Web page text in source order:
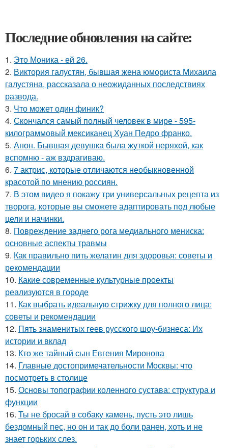
Последние обновления на сайте:
1. Это Моника - ей 26.
2. Виктория галустян, бывшая жена юмориста Михаила
галустяна, рассказала о неожиданных последствиях
развода.
3. Что может один финик?
4. Скончался самый полный человек в мире - 595-
килограммовый мексиканец Хуан Педро франко.
5. Анон. Бывшая девушка была жуткой неряхой, как
вспомню - аж вздрагиваю.
6. 7 актрис, которые отличаются необыкновенной
красотой по мнению россиян.
7. В этом видео я покажу три универсальных рецепта из
творога, которые вы сможете адаптировать под любые
цели и начинки.
8. Повреждение заднего рога медиального мениска:
основные аспекты травмы
9. Как правильно пить желатин для здоровья: советы и
рекомендации
10. Какие современные культурные проекты
реализуются в городе
11. Как выбрать идеальную стрижку для полного лица:
советы и рекомендации
12. Пять знаменитых геев русского шоу-бизнеса: Их
истории и вклад
13. Кто же тайный сын Евгения Миронова
14. Главные достопримечательности Москвы: что
посмотреть в столице
15. Основы топографии коленного сустава: структура и
функции
16. Ты не бросай в собаку камень, пусть это лишь
бездомный пес, но он и так до боли ранен, хоть и не
знает горьких слез.